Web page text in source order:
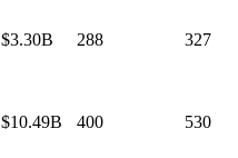
$3.30B 288 327
$10.49B 400 530